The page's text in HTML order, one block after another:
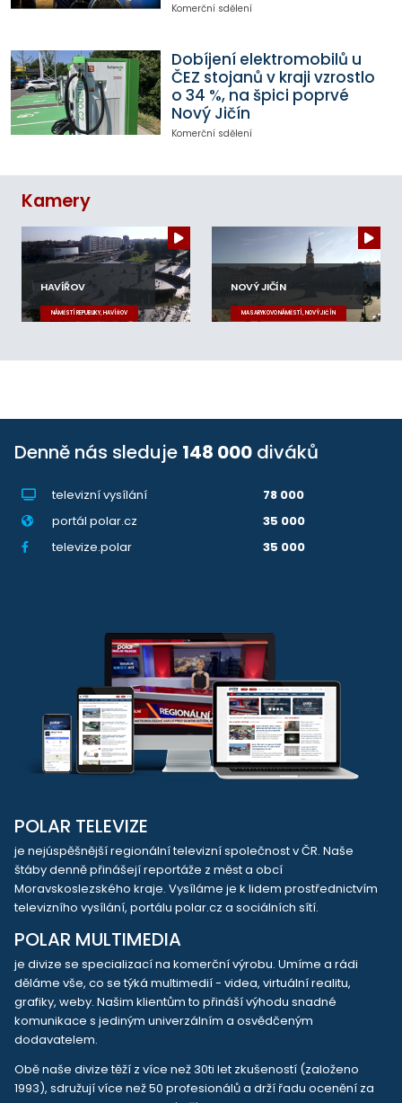
Komerční sdělení
Dobíjení elektromobilů u
ČEZ stojanů v kraji vzrostlo
o 34 %, na špici poprvé
Nový Jičín
Komerční sdělení
Kamery
HAVÍŘOV
NÁMĚSTÍ REPUBLIKY, HAVÍŘOV
NOVÝ JIČÍN
MASARYKOVO NÁMĚSTÍ, NOVÝ JIČÍN
Denně nás sleduje 148 000 diváků
televizní vysílání
78 000
portál polar.cz
35 000
televize.polar
35 000
POLAR TELEVIZE
je nejúspěšnější regionální televizní společnost v ČR. Naše
štáby denně přinášejí reportáže z měst a obcí
Moravskoslezského kraje. Vysíláme je k lidem prostřednictvím
televizního vysílání, portálu polar.cz a sociálních sítí.
POLAR MULTIMEDIA
je divize se specializací na komerční výrobu. Umíme a rádi
děláme vše, co se týká multimedií - videa, virtuální realitu,
grafiky, weby. Našim klientům to přináší výhodu snadné
komunikace s jediným univerzálním a osvědčeným
dodavatelem.
Obě naše divize těží z více než 30ti let zkušeností (založeno
1993), sdružují více než 50 profesionálů a drží řadu ocenění za